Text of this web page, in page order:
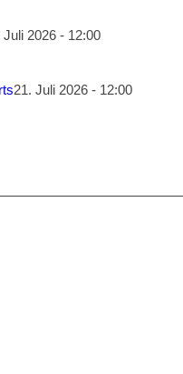
Juli 2026 - 12:00
21. Juli 2026 - 12:00